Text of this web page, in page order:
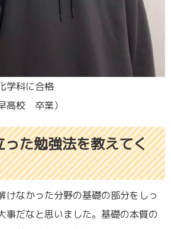
科に合格
高校 卒業）
た勉強法を教えてく
なかった分野の基礎の部分をしっ
事だなと思いました。基礎の本質の